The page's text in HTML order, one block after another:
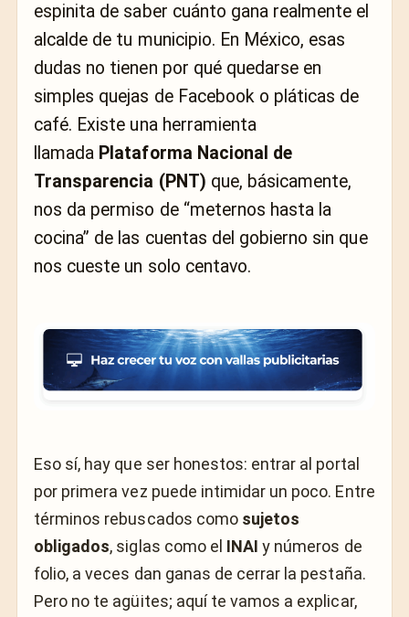
espinita de saber cuánto gana realmente el
alcalde de tu municipio. En México, esas
dudas no tienen por qué quedarse en
simples quejas de Facebook o pláticas de
café. Existe una herramienta
llamada Plataforma Nacional de
Transparencia (PNT) que, básicamente,
nos da permiso de “meternos hasta la
cocina” de las cuentas del gobierno sin que
nos cueste un solo centavo.
Eso sí, hay que ser honestos: entrar al portal
por primera vez puede intimidar un poco. Entre
términos rebuscados como sujetos
obligados, siglas como el INAI y números de
folio, a veces dan ganas de cerrar la pestaña.
Pero no te agüites; aquí te vamos a explicar,